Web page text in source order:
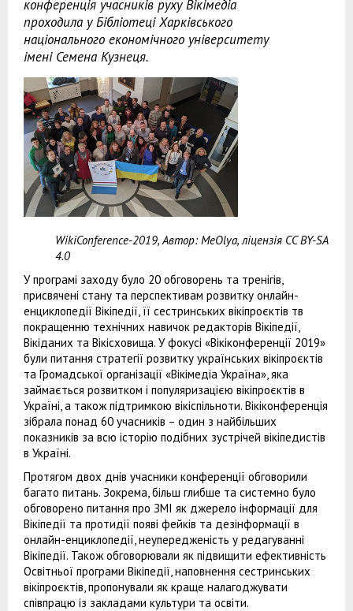
конференція учасників руху Вікімедіа
проходила у Бібліотеці Харківського
національного економічного університету
імені Семена Кузнеця.
WikiConference-2019, Автор: MeOlya, ліцензія CC BY-SA
4.0
У програмі заходу було 20 обговорень та тренігів,
присвячені стану та перспективам розвитку онлайн-
енциклопедії Вікіпедії, її сестринських вікіпроєктів тв
покращенню технічних навичок редакторів Вікіпедії,
Вікіданих та Вікісховища. У фокусі «Вікіконференції 2019»
були питання стратегії розвитку українських вікіпроєктів
та Громадської організації «Вікімедіа Україна», яка
займається розвитком і популяризацією вікіпроєктів в
Україні, а також підтримкою вікіспільноти. Вікіконференція
зібрала понад 60 учасників – один з найбільших
показників за всю історію подібних зустрічей вікіпедистів
в Україні.
Протягом двох днів учасники конференції обговорили
багато питань. Зокрема, більш глибше та системно було
обговорено питання про ЗМІ як джерело інформації для
Вікіпедії та протидії появі фейків та дезінформації в
онлайн-енциклопедії, неупередженість у редагуванні
Вікіпедії. Також обговорювали як підвищити ефективність
Освітньої програми Вікіпедії, наповнення сестринських
вікіпроєктів, пропонували як краще налагоджувати
співпрацю із закладами культури та освіти.